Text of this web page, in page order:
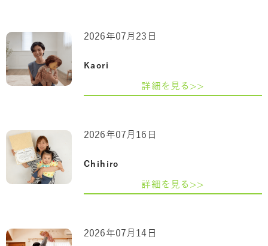
Kaori
2026年07月23日
詳細を見る>>
Chihiro
2026年07月16日
詳細を見る>>
2026年07月14日